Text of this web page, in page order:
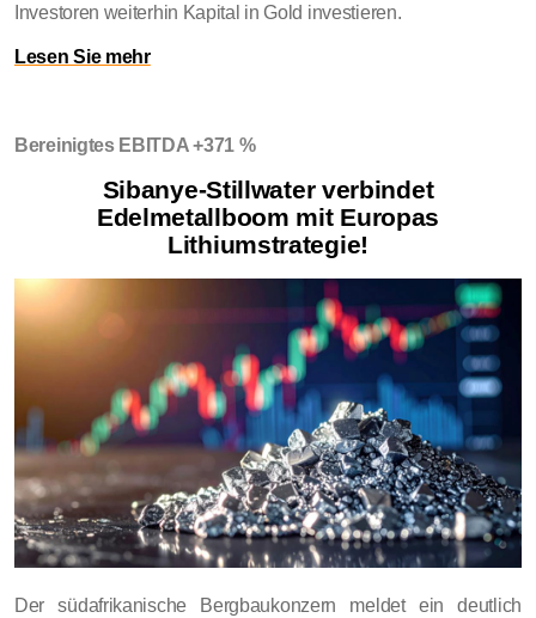
Investoren weiterhin Kapital in Gold investieren.
Lesen Sie mehr
Bereinigtes EBITDA +371 %
Sibanye-Stillwater verbindet
Edelmetallboom mit Europas
Lithiumstrategie!
Der südafrikanische Bergbaukonzern meldet ein deutlich